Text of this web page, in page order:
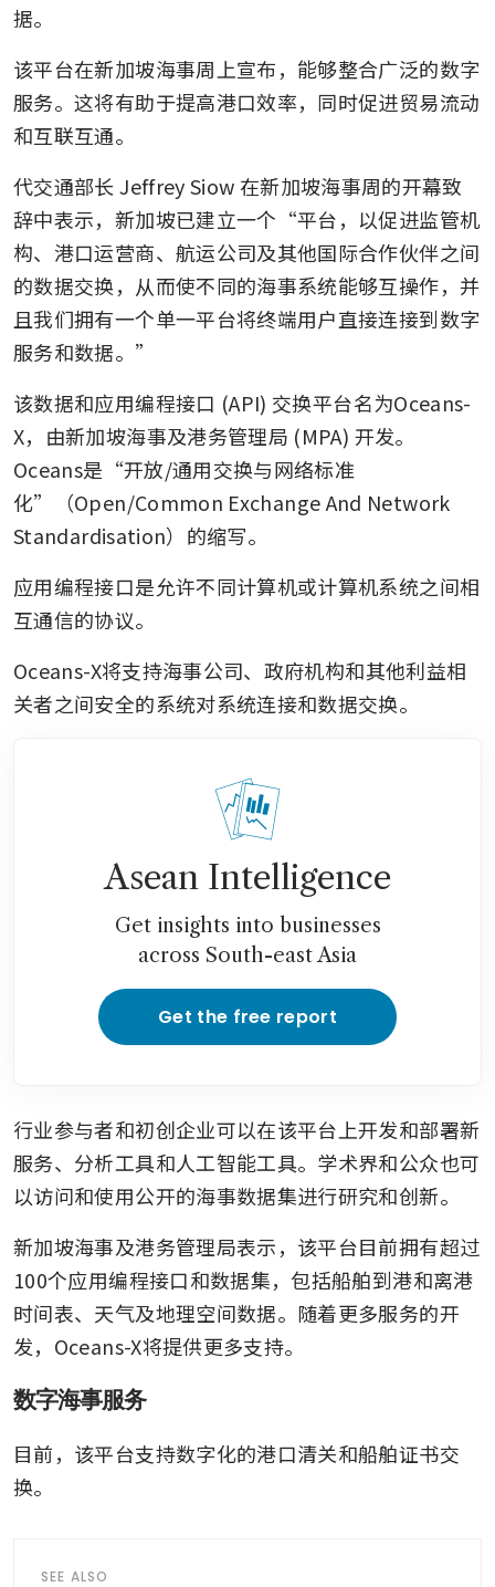
据。
该平台在新加坡海事周上宣布，能够整合广泛的数字
服务。这将有助于提高港口效率，同时促进贸易流动
和互联互通。
代交通部长 Jeffrey Siow 在新加坡海事周的开幕致
辞中表示，新加坡已建立一个“平台，以促进监管机
构、港口运营商、航运公司及其他国际合作伙伴之间
的数据交换，从而使不同的海事系统能够互操作，并
且我们拥有一个单一平台将终端用户直接连接到数字
服务和数据。”
该数据和应用编程接口 (API) 交换平台名为Oceans-
X，由新加坡海事及港务管理局 (MPA) 开发。
Oceans是“开放/通用交换与网络标准
化”（Open/Common Exchange And Network
Standardisation）的缩写。
应用编程接口是允许不同计算机或计算机系统之间相
互通信的协议。
Oceans-X将支持海事公司、政府机构和其他利益相
关者之间安全的系统对系统连接和数据交换。
Asean Intelligence
Get insights into businesses
across South-east Asia
Get the free report
行业参与者和初创企业可以在该平台上开发和部署新
服务、分析工具和人工智能工具。学术界和公众也可
以访问和使用公开的海事数据集进行研究和创新。
新加坡海事及港务管理局表示，该平台目前拥有超过
100个应用编程接口和数据集，包括船舶到港和离港
时间表、天气及地理空间数据。随着更多服务的开
发，Oceans-X将提供更多支持。
数字海事服务
目前，该平台支持数字化的港口清关和船舶证书交
换。
SEE ALSO